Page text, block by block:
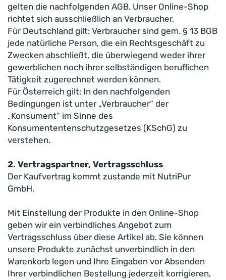
gelten die nachfolgenden AGB. Unser Online-Shop
richtet sich ausschließlich an Verbraucher.
Für Deutschland gilt: Verbraucher sind gem. § 13 BGB
jede natürliche Person, die ein Rechtsgeschäft zu
Zwecken abschließt, die überwiegend weder ihrer
gewerblichen noch ihrer selbständigen beruflichen
Tätigkeit zugerechnet werden können.
Für Österreich gilt: In den nachfolgenden
Bedingungen ist unter „Verbraucher“ der
„Konsument“ im Sinne des
Konsumententenschutzgesetzes (KSchG) zu
verstehen.
2. Vertragspartner, Vertragsschluss
Der Kaufvertrag kommt zustande mit NutriPur
GmbH.
Mit Einstellung der Produkte in den Online-Shop
geben wir ein verbindliches Angebot zum
Vertragsschluss über diese Artikel ab. Sie können
unsere Produkte zunächst unverbindlich in den
Warenkorb legen und Ihre Eingaben vor Absenden
Ihrer verbindlichen Bestellung jederzeit korrigieren,